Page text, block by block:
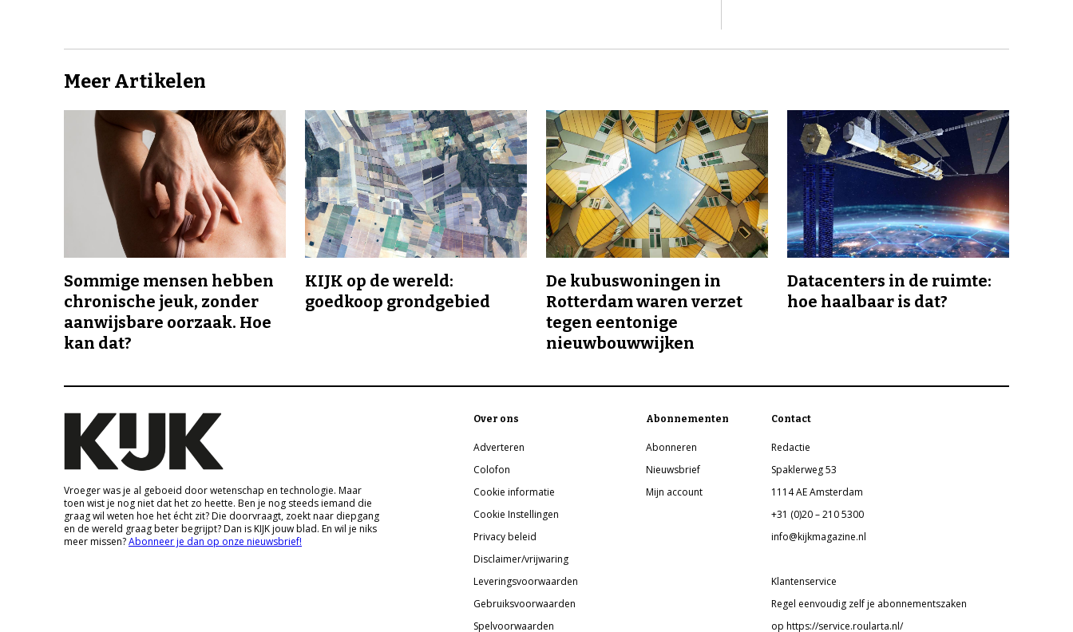
Meer Artikelen
Sommige mensen hebben
chronische jeuk, zonder
aanwijsbare oorzaak. Hoe
kan dat?
KIJK op de wereld:
goedkoop grondgebied
De kubuswoningen in
Rotterdam waren verzet
tegen eentonige
nieuwbouwwijken
Datacenters in de ruimte:
hoe haalbaar is dat?
Vroeger was je al geboeid door wetenschap en technologie. Maar
toen wist je nog niet dat het zo heette. Ben je nog steeds iemand die
graag wil weten hoe het écht zit? Die doorvraagt, zoekt naar diepgang
en de wereld graag beter begrijpt? Dan is KIJK jouw blad. En wil je niks
meer missen?Abonneer je dan op onze nieuwsbrief!
Over ons
Adverteren
Colofon
Cookie informatie
Cookie Instellingen
Privacy beleid
Disclaimer/vrijwaring
Leveringsvoorwaarden
Gebruiksvoorwaarden
Spelvoorwaarden
Abonnementen
Abonneren
Nieuwsbrief
Mijn account
Contact
Redactie
Spaklerweg 53
1114 AE Amsterdam
+31 (0)20 – 210 5300
info@kijkmagazine.nl
Klantenservice
Regel eenvoudig zelf je abonnementszaken
op https://service.roularta.nl/